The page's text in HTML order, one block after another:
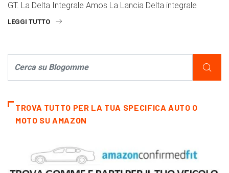
GT. La Delta Integrale Amos La Lancia Delta integrale
LEGGI TUTTO
TROVA TUTTO PER LA TUA SPECIFICA AUTO O
MOTO SU AMAZON